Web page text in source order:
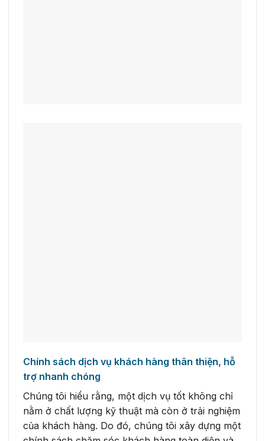
Chính sách dịch vụ khách hàng thân thiện, hỗ
trợ nhanh chóng
Chúng tôi hiểu rằng, một dịch vụ tốt không chỉ
nằm ở chất lượng kỹ thuật mà còn ở trải nghiệm
của khách hàng. Do đó, chúng tôi xây dựng một